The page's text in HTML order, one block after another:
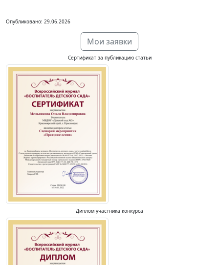
Опубликовано: 29.06.2026
Мои заявки
Сертификат за публикацию статьи
Диплом участника конкурса